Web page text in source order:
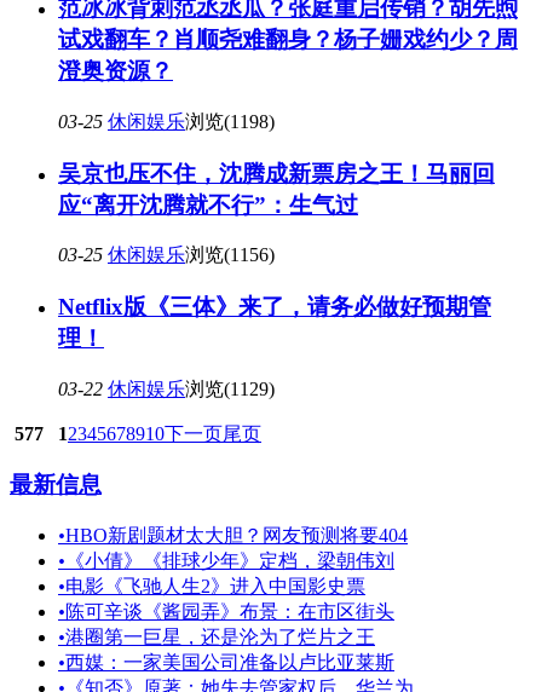
范冰冰背刺范丞丞瓜？张庭重启传销？胡先煦
试戏翻车？肖顺尧难翻身？杨子姗戏约少？周
澄奥资源？
03-25 休闲娱乐浏览(1198)
吴京也压不住，沈腾成新票房之王！马丽回
应“离开沈腾就不行”：生气过
03-25 休闲娱乐浏览(1156)
Netflix版《三体》来了，请务必做好预期管
理！
03-22 休闲娱乐浏览(1129)
577 12345678910下一页尾页
最新信息
•HBO新剧题材太大胆？网友预测将要404
• 《小倩》《排球少年》定档，梁朝伟刘
•电影《飞驰人生2》进入中国影史票
•陈可辛谈《酱园弄》布景：在市区街头
•港圈第一巨星，还是沦为了烂片之王
•西媒：一家美国公司准备以卢比亚莱斯